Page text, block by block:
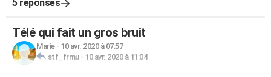
5 réponses
Télé qui fait un gros bruit
Marie- 10 avr. 2020 à 07:57
stf_frmu- 10 avr. 2020 à 11:04